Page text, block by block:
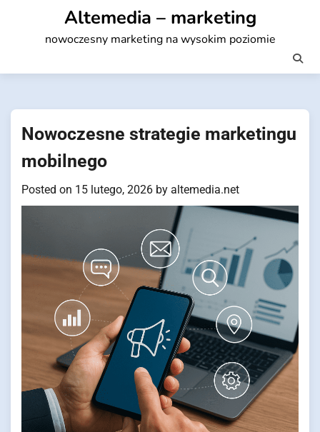
Altemedia – marketing
nowoczesny marketing na wysokim poziomie
Nowoczesne strategie marketingu
mobilnego
Posted on 15 lutego, 2026 by altemedia.net